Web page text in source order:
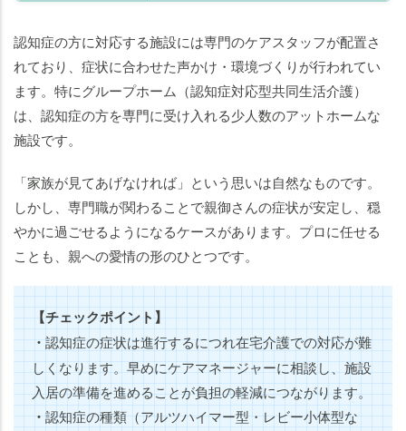
認知症の方に対応する施設には専門のケアスタッフが配置さ
れており、症状に合わせた声かけ・環境づくりが行われてい
ます。特にグループホーム（認知症対応型共同生活介護）
は、認知症の方を専門に受け入れる少人数のアットホームな
施設です。
「家族が見てあげなければ」という思いは自然なものです。
しかし、専門職が関わることで親御さんの症状が安定し、穏
やかに過ごせるようになるケースがあります。プロに任せる
ことも、親への愛情の形のひとつです。
【チェックポイント】
・認知症の症状は進行するにつれ在宅介護での対応が難
しくなります。早めにケアマネージャーに相談し、施設
入居の準備を進めることが負担の軽減につながります。
・認知症の種類（アルツハイマー型・レビー小体型な